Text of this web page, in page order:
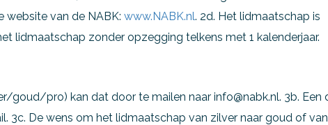
website van de NABK: www.NABK.nl. 2d. Het lidmaatschap is
lidmaatschap zonder opzegging telkens met 1 kalenderjaar.
goud/pro) kan dat door te mailen naar info@nabk.nl. 3b. Een
3c. De wens om het lidmaatschap van zilver naar goud of